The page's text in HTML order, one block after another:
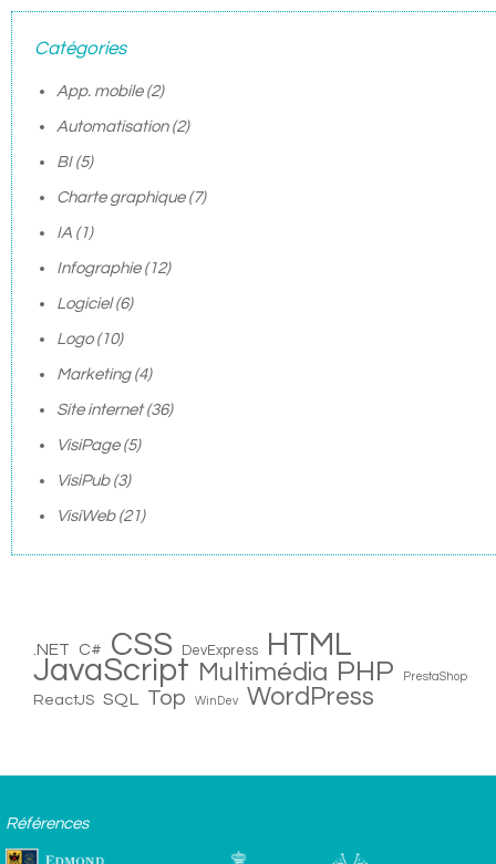
Catégories
App. mobile(2)
Automatisation(2)
BI(5)
Charte graphique(7)
IA (1)
Infographie(12)
Logiciel(6)
Logo(10)
Marketing(4)
Site internet(36)
VisiPage(5)
VisiPub(3)
VisiWeb(21)
.NET C# CSS DevExpress HTML
JavaScript Multimédia PHP PrestaShop
ReactJS SQL Top WinDev WordPress
Références